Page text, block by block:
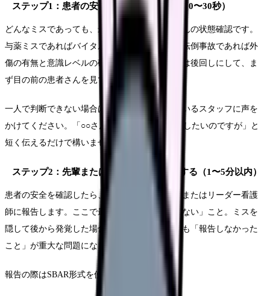
ステップ1：患者の安全確認を最優先する（0〜30秒）
どんなミスであっても、最初にすべきは患者さんの状態確認です。
与薬ミスであればバイタルサインのチェック、転倒事故であれば外
傷の有無と意識レベルの確認。自分のパニックは後回しにして、ま
ず目の前の患者さんを見てください。
一人で判断できない場合は、この時点で近くにいるスタッフに声を
かけてください。「○○さんの件で確認をお願いしたいのですが」と
短く伝えるだけで構いません。
ステップ2：先輩またはリーダーに即報告する（1〜5分以内）
患者の安全を確認したら、すぐにプリセプターまたはリーダー看護
師に報告します。ここで最も大切なのは「隠さない」こと。ミスを
隠して後から発覚した場合、ミスそのものよりも「報告しなかった
こと」が重大な問題になります。
報告の際はSBAR形式を使いましょう。